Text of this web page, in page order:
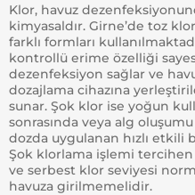
Klor, havuz
kimyasaldır. Girne’de toz
farklı formları
kontrollü erime özelliği
dezenfeksiyon sağlar ve
dozajlama cihazına
sunar. Şok klor ise yoğun
sonrasında veya alg
dozda uygulanan hızlı
Şok klorlama işlemi tercihen
ve serbest klor seviyesi
havuza girilmemelidir.